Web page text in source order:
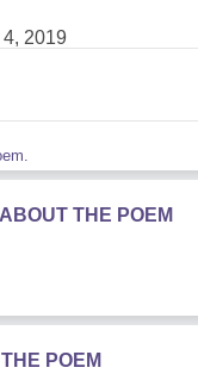
2019
THE POEM
POEM